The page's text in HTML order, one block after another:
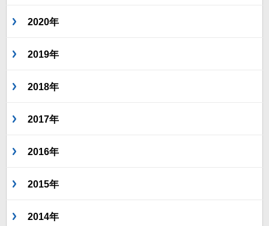
2020年
2019年
2018年
2017年
2016年
2015年
2014年